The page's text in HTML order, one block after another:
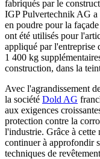
fabriqués par le
IGP Pulvertechnik AG
en poudre pour la
ont été utilisés pour
appliqué par l'entreprise
1 400 kg
construction, dans la
Avec l'agrandissement
la société Dold AG
aux exigences
protection contre la
l'industrie. Grâce à
continuer à approfondir
techniques de